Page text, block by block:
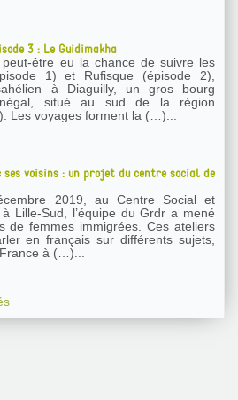
3 : Le Guidimakha
être eu la chance de suivre les
1) et Rufisque (épisode 2),
à Diaguilly, un gros bourg
situé au sud de la région
Guidimakha (Mauritanie). Les voyages forment la (…)...
voisins : un projet du centre social de
2019, au Centre Social et
Lille-Sud, l’équipe du Grdr a mené
immigrées. Ces ateliers
en français sur différents sujets,
à (…)...